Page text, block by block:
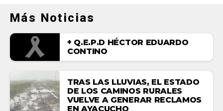
Más Noticias
+ Q.E.P.D HÉCTOR EDUARDO
CONTINO
TRAS LAS LLUVIAS, EL ESTADO
DE LOS CAMINOS RURALES
VUELVE A GENERAR RECLAMOS
EN AYACUCHO